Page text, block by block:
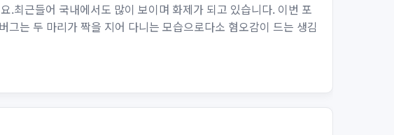
.최근들어 국내에서도 많이 보이며 화제가 되고 있습니다. 이번 포
는 두 마리가 짝을 지어 다니는 모습으로다소 혐오감이 드는 생김